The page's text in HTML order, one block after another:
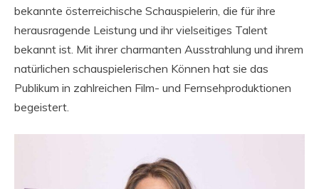
bekannte österreichische Schauspielerin, die für ihre
herausragende Leistung und ihr vielseitiges Talent
bekannt ist. Mit ihrer charmanten Ausstrahlung und ihrem
natürlichen schauspielerischen Können hat sie das
Publikum in zahlreichen Film- und Fernsehproduktionen
begeistert.